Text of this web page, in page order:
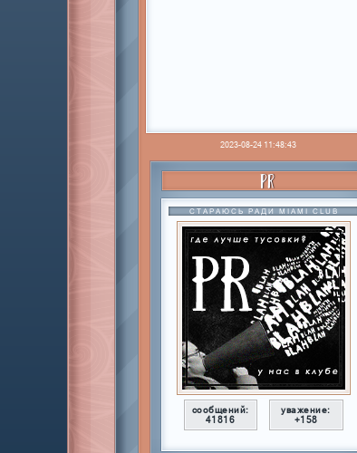
2023-08-24 11:48:43
PR
СТАРАЮСЬ РАДИ MIAMI CLUB
сообщений:
41816
уважение:
+158